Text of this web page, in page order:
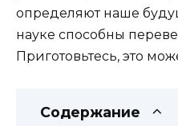
определяют наше
науке способны
Приготовьтесь, это
Содержание